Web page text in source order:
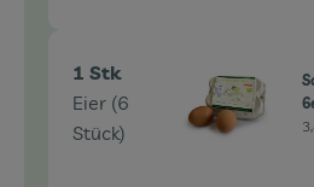
1 Stk
Eier (6
Stück)